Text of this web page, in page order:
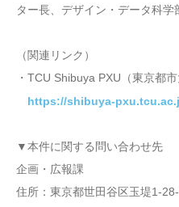
ター長、デザイン・データ科学
（関連リンク）
・TCU Shibuya PXU（東京都
https://shibuya-
▼本件に関する問い合わせ先
企画・広報課
住所：東京都世田谷区玉堤1-